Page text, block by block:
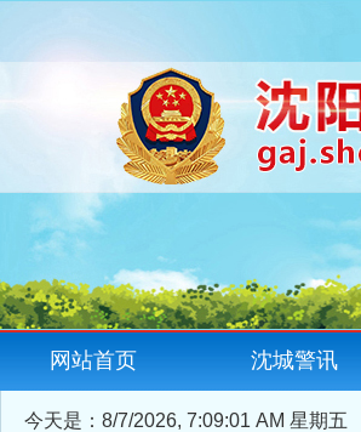
网站首页 沈城警讯
今天是： 8/7/2026, 7:09:02 AM 星期五